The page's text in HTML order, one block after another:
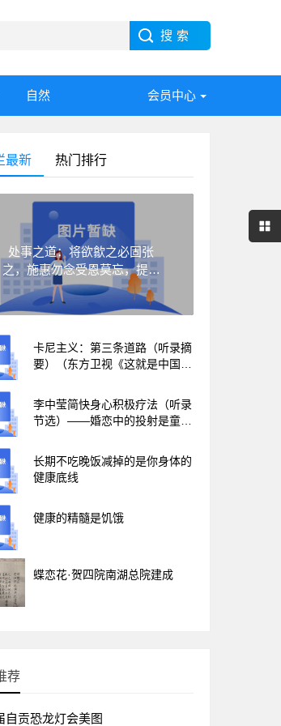
自然 会员中心
最新 热门排行
处事之道：将欲歙之必固张
之，施惠勿念受恩莫忘，提升
自己自有朋友
卡尼主义：第三条道路（听录摘
要）（东方卫视《这就是中国》
李中莹简快身心积极疗法（听录
节选）——婚恋中的投射是童年
走出来
长期不吃晚饭减掉的是你身体的
健康底线
健康的精髓是饥饿
蝶恋花·贺四院南湖总院建成
荐
自贡恐龙灯会美图